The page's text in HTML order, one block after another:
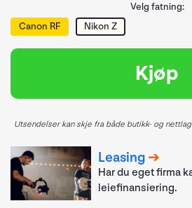
Velg fatning:
Canon RF
Nikon Z
Kjøp
Utsendelser kan skje fra både butikk- og
Leasing
Har du eget firma
leiefinansiering.